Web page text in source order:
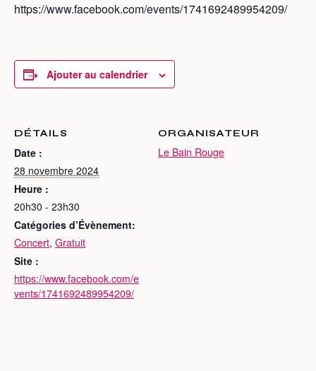
https://www.facebook.com/events/1741692489954209/
Ajouter au calendrier
DÉTAILS
Date :
28 novembre 2024
Heure :
20h30 - 23h30
Catégories d’Évènement:
Concert, Gratuit
Site :
https://www.facebook.com/e
vents/1741692489954209/
ORGANISATEUR
Le Bain Rouge